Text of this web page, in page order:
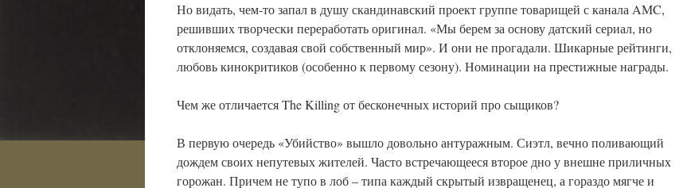
Но видать, чем-то запал в душу скандинавский проект группе товарищей с канала AMC,
решивших творчески переработать оригинал. «Мы берем за основу датский сериал, но
отклоняемся, создавая свой собственный мир». И они не прогадали. Шикарные рейтинги,
любовь кинокритиков (особенно к первому сезону). Номинации на престижные награды.
Чем же отличается The Killing от бесконечных историй про сыщиков?
В первую очередь «Убийство» вышло довольно антуражным. Сиэтл, вечно поливающий
дождем своих непутевых жителей. Часто встречающееся второе дно у внешне приличных
горожан. Причем не тупо в лоб – типа каждый скрытый извращенец, а гораздо мягче и